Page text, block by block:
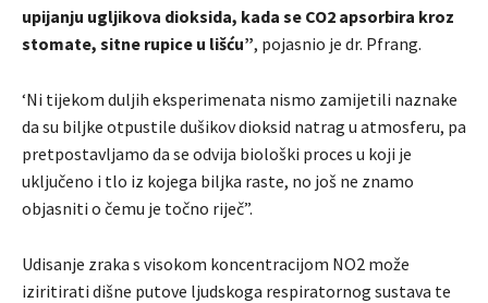
upijanju ugljikova dioksida, kada se CO2 apsorbira kroz
stomate, sitne rupice u lišću”, pojasnio je dr. Pfrang.
‘Ni tijekom duljih eksperimenata nismo zamijetili naznake
da su biljke otpustile dušikov dioksid natrag u atmosferu, pa
pretpostavljamo da se odvija biološki proces u koji je
uključeno i tlo iz kojega biljka raste, no još ne znamo
objasniti o čemu je točno riječ”.
Udisanje zraka s visokom koncentracijom NO2 može
iziritirati dišne ​​putove ljudskoga respiratornog sustava te